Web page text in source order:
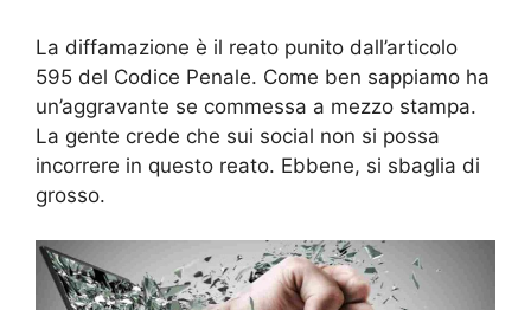
La diffamazione è il reato punito dall’articolo
595 del Codice Penale. Come ben sappiamo ha
un’aggravante se commessa a mezzo stampa.
La gente crede che sui social non si possa
incorrere in questo reato. Ebbene, si sbaglia di
grosso.